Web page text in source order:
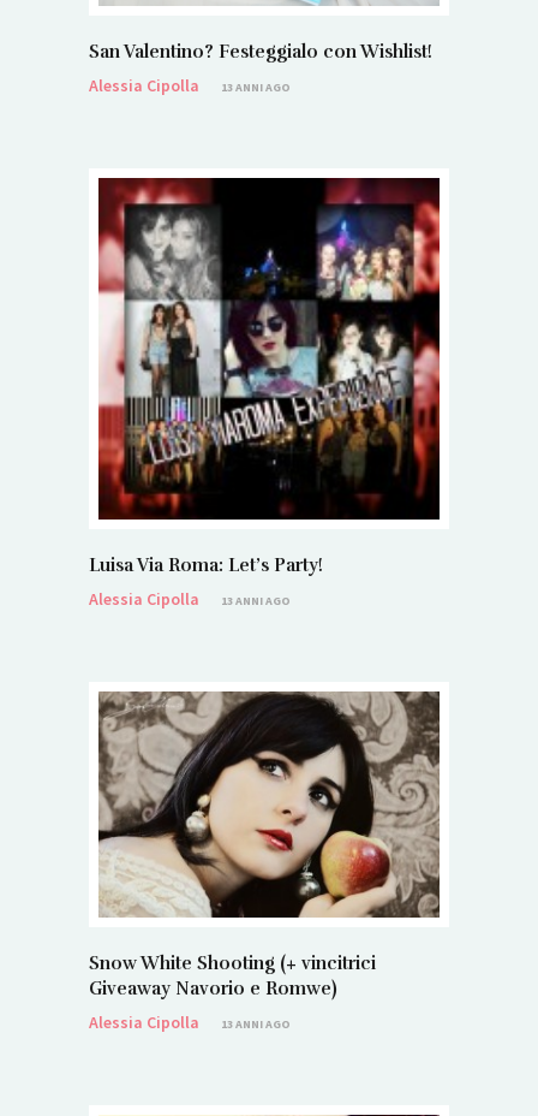
San Valentino? Festeggialo con Wishlist!
Alessia Cipolla
13 ANNI AGO
Luisa Via Roma: Let’s Party!
Alessia Cipolla
13 ANNI AGO
Snow White Shooting (+ vincitrici
Giveaway Navorio e Romwe)
Alessia Cipolla
13 ANNI AGO